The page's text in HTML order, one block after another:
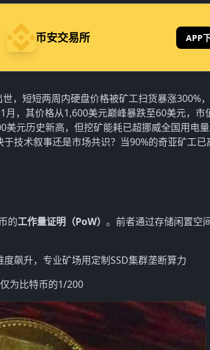
币安交易所 APP
，短短两周内硬盘价格被矿工扫货暴涨300%
，其价格从1,600美元巅峰暴跌至60美元，市
元历史新高，但挖矿能耗已超挪威全国用电
于技术叙事还是市场共识？当90%的奇亚矿工已
的工作量证明（PoW） 。前者通过存储闲置空
飙升，专业矿场用定制SSD集群垄断算力
为比特币的1/200